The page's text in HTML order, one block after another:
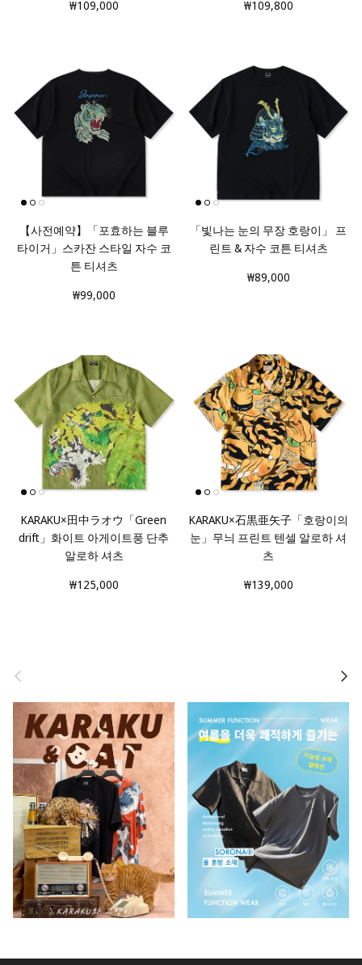
₩109,000 ₩109,800
【사전예약】「포효하는 블루
타이거」스카잔 스타일 자수 코
튼 티셔츠
₩99,000
「빛나는 눈의 무장 호랑이」 프
린트 & 자수 코튼 티셔츠
₩89,000
KARAKU×田中ラオウ「Green
drift」화이트 아게이트풍 단추
알로하 셔츠
₩125,000
KARAKU×石黒亜矢子「호랑이의
눈」무늬 프린트 텐셀 알로하 셔
츠
₩139,000
돌아가기 다음